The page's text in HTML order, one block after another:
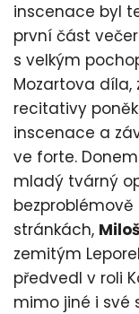
inscenace byl
první část
s velkým
Mozartova díla,
recitativy
inscenace a
ve forte.
mladý tvárný
stránkách,
zemitým
předvedl v roli
mimo jiné i své